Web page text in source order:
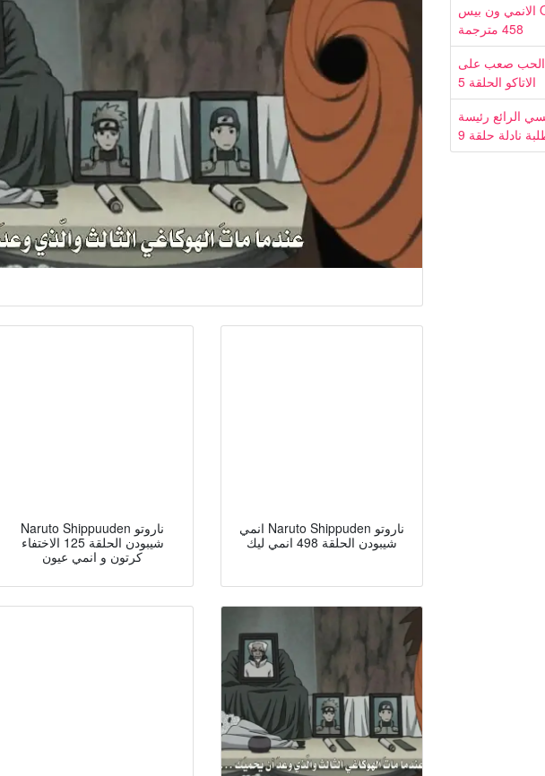
Naruto Shippuuden ناروتو
شيبودن الحلقة 125 الاختفاء
كرتون و انمي عيون
انمي Naruto Shippuden ناروتو
شيبودن الحلقة 498 انمي ليك
الانمي ون بيس One Piece الحلقة
458 مترجمة
الحب صعب على
الاتاكو الحلقة 5
الرائع رئيسة
نادلة حلقة 9